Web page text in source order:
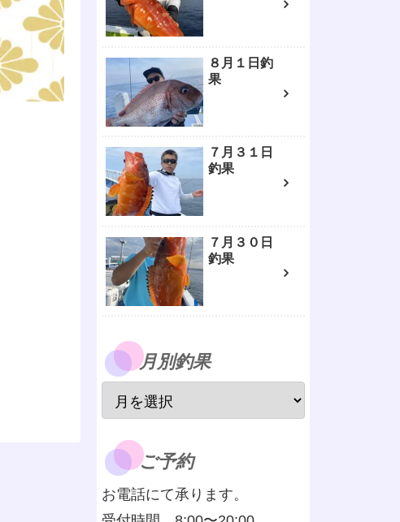
８月１日釣
果
７月３１日
釣果
７月３０日
釣果
月別釣果
ご予約
お電話にて承ります。